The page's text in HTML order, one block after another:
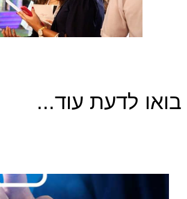
בואו לדעת עוד...